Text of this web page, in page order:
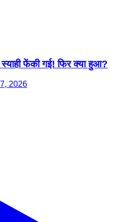
फेंकी गई! फिर क्या हुआ?
2026